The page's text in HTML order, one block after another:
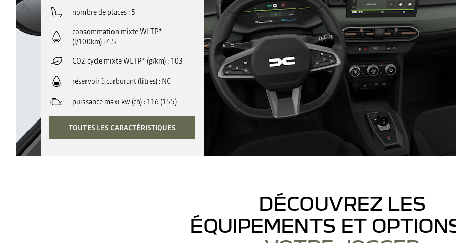
nombre de places 5
consommation mixte WLTP*
(l/100km) 4.5
CO2 cycle mixte WLTP* (g/km) 103
réservoir à carburant (litres) NC
puissance maxi kw (ch) 116 (155)
TOUTES LES CARACTÉRISTIQUES
DÉCOUVREZ LES
ÉQUIPEMENTS ET